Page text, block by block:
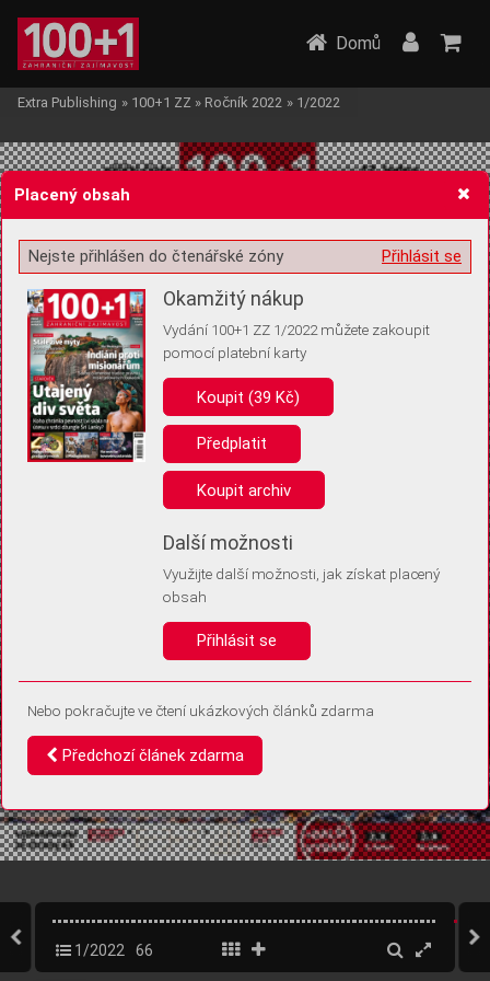
Žádost o souhlas s ukládáním volitelných informací
Pro základní fungování webu nepotřebujeme ukládat žádné informace
(tzv. cookies apod.). Rádi bychom vás ale požádali o souhlas s
uložením volitelných informací:
Anonymní unikátní ID
Díky němu příště poznáme, že se jedná o stejné zařízení, a
Identifikátor je zcela anonymní.
Vaše souhlasy a odmítnutí si ukládáme do vašeho zařízení, abychom se
vás už příště znovu neptali. Můžete je kdykoli později upravit ve Správě
Domů
Extra Publishing » 100+1 ZZ » Ročník 2022 » 1/2022
1/2022 66
Placený obsah
Přihlásit se
Nejste přihlášen do čtenářské zóny
Okamžitý nákup
Vydání 100+1 ZZ 1/2022 můžete zakoupit
pomocí platební karty
Koupit (39 Kč)
Předplatit
Koupit archiv
Další možnosti
Využijte další možnosti, jak získat placený
obsah
Přihlásit se
Nebo pokračujte ve čtení ukázkových článků zdarma
Předchozí článek zdarma